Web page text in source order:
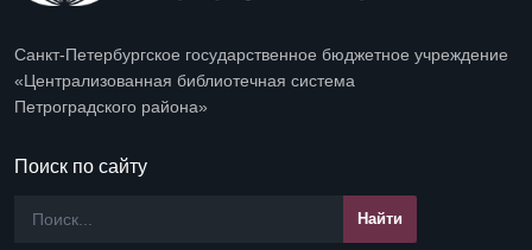
Санкт-Петербургское государственное бюджетное учреждение
«Централизованная библиотечная система
Петроградского района»
Поиск по сайту